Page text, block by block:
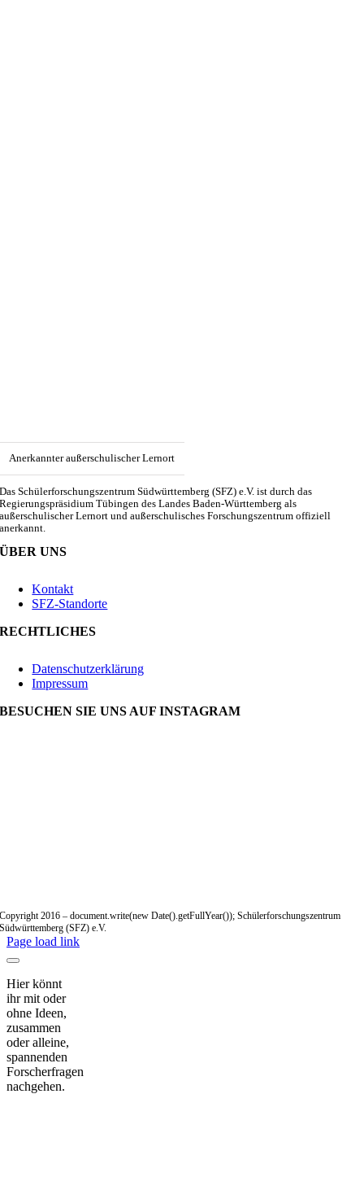
Anerkannter außerschulischer Lernort
Das Schülerforschungszentrum Südwürttemberg (SFZ) e.V. ist durch das
Regierungspräsidium Tübingen des Landes Baden-Württemberg als
außerschulischer Lernort und außerschulisches Forschungszentrum offiziell
anerkannt.
ÜBER UNS
Kontakt
SFZ-Standorte
RECHTLICHES
Datenschutzerklärung
Impressum
BESUCHEN SIE UNS AUF INSTAGRAM
Copyright 2016 – document.write(new Date().getFullYear()); Schülerforschungszentrum
Südwürttemberg (SFZ) e.V.
Page load link
Hier könnt
ihr mit oder
ohne Ideen,
zusammen
oder alleine,
spannenden
Forscherfragen
nachgehen.